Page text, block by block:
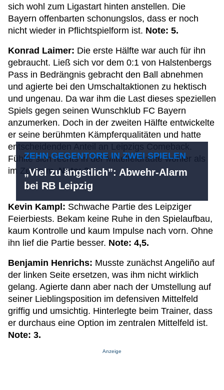
sich wohl zum Ligastart hinten anstellen. Die
Bayern offenbarten schonungslos, dass er noch
nicht wieder in Pflichtspielform ist. Note: 5.
Konrad Laimer: Die erste Hälfte war auch für ihn
gebraucht. Ließ sich vor dem 0:1 von Halstenbergs
Pass in Bedrängnis gebracht den Ball abnehmen
und agierte bei den Umschaltaktionen zu hektisch
und ungenau. Da war ihm die Last dieses speziellen
Spiels gegen seinen Wunschklub FC Bayern
anzumerken. Doch in der zweiten Hälfte entwickelte
er seine berühmten Kämpferqualitäten und hatte
entscheidenden Anteil an Leipzigs Comeback.
Fühlte sich rechts in der Mittelfeldraute wohler als
im Zentrum. Note: 3.
ZEHN GEGENTORE IN ZWEI SPIELEN
„Viel zu ängstlich”: Abwehr-Alarm
bei RB Leipzig
Kevin Kampl: Schwache Partie des Leipziger
Feierbiests. Bekam keine Ruhe in den Spielaufbau,
kaum Kontrolle und kaum Impulse nach vorn. Ohne
ihn lief die Partie besser. Note: 4,5.
Benjamin Henrichs: Musste zunächst Angeliño auf
der linken Seite ersetzen, was ihm nicht wirklich
gelang. Agierte dann aber nach der Umstellung auf
seiner Lieblingsposition im defensiven Mittelfeld
griffig und umsichtig. Hinterlegte beim Trainer, dass
er durchaus eine Option im zentralen Mittelfeld ist.
Note: 3.
Anzeige